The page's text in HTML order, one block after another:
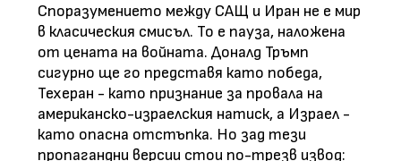
Споразумението между САЩ и Иран не е мир
в класическия смисъл. То е пауза, наложена
от цената на войната. Доналд Тръмп
сигурно ще го представя като победа,
Техеран - като признание за провала на
американско-израелския натиск, а Израел -
като опасна отстъпка. Но зад тези
пропагандни версии стои по-трезв извод: